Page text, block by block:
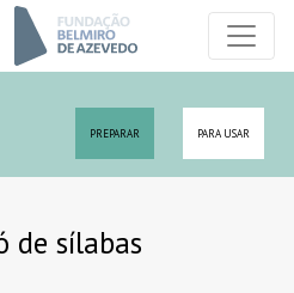
PREPARAR PARA USAR
de sílabas